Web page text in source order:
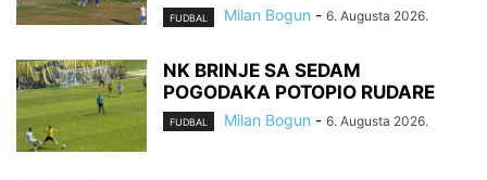
FUDBAL Milan Bogun - 6. Augusta 2026.
NK BRINJE SA SEDAM
POGODAKA POTOPIO RUDARE
FUDBAL Milan Bogun - 6. Augusta 2026.